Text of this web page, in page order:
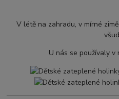
V létě na zahradu, v mírné
U nás se používaly v